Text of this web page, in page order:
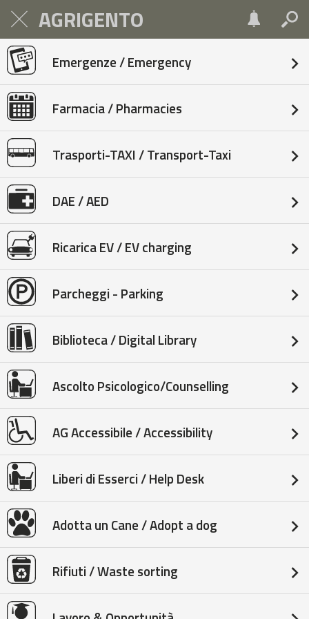
AGRIGENTO
Emergenze / Emergency
Farmacia / Pharmacies
Trasporti-TAXI / Transport-Taxi
DAE / AED
Ricarica EV / EV charging
Parcheggi - Parking
Biblioteca / Digital Library
Ascolto Psicologico/Counselling
AG Accessibile / Accessibility
Liberi di Esserci / Help Desk
Adotta un Cane / Adopt a dog
Rifiuti / Waste sorting